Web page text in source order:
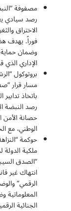
مصفوفة
رصد سيادي
الاختراق
فوراً. يهدف
وضمان حماية
الإداري الذي
بروتوكول
مسار قرار
باتخاذ
رصد النبضة
حصانة الأمن
الوطني، مع
حوكمة
ملكية الدولة
“الصدق
انتهاك غير
الرقمي”
المعلوماتية
الجنائية